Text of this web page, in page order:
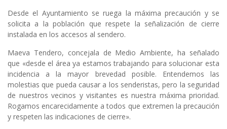
Desde el Ayuntamiento se ruega la máxima precaución y se
solicita a la población que respete la señalización de cierre
instalada en los accesos al sendero.
Maeva Tendero, concejala de Medio Ambiente, ha señalado
que «desde el área ya estamos trabajando para solucionar esta
incidencia a la mayor brevedad posible. Entendemos las
molestias que pueda causar a los senderistas, pero la seguridad
de nuestros vecinos y visitantes es nuestra máxima prioridad.
Rogamos encarecidamente a todos que extremen la precaución
y respeten las indicaciones de cierre».